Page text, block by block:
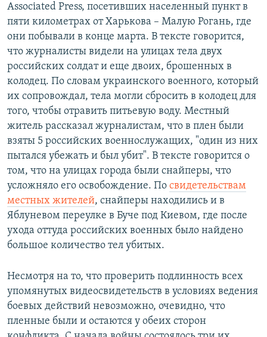
Associated Press, посетивших населенный пункт в
пяти километрах от Харькова – Малую Рогань, где
они побывали в конце марта. В тексте говорится,
что журналисты видели на улицах тела двух
российских солдат и еще двоих, брошенных в
колодец. По словам украинского военного, который
их сопровождал, тела могли сбросить в колодец для
того, чтобы отравить питьевую воду. Местный
житель рассказал журналистам, что в плен были
взяты 5 российских военнослужащих, "один из них
пытался убежать и был убит". В тексте говорится о
том, что на улицах города были снайперы, что
усложняло его освобождение. По свидетельствам
местных жителей, снайперы находились и в
Яблуневом переулке в Буче под Киевом, где после
ухода оттуда российских военных было найдено
большое количество тел убитых.
Несмотря на то, что проверить подлинность всех
упомянутых видеосвидетельств в условиях ведения
боевых действий невозможно, очевидно, что
пленные были и остаются у обеих сторон